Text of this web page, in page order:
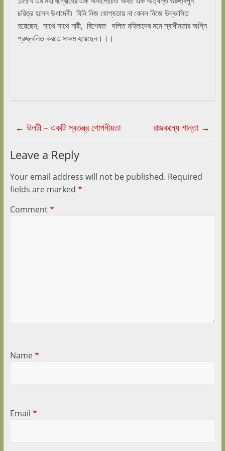
চরিত্র হলেন উধাদেবী৷ যিনি নিজ যোগ্যতায় না কেবল নিজে উদ্ভাসিত
হয়েছেন, সাথে সাথে নারী, বিশেষত দলিত মহিলাদের মনে স্বাধীনতার অগ্নি
প্রজ্জ্বলিত করতে সক্ষম হয়েছেন।।।
← উলটী – একটি স্বতন্ত্র গোপনীয়তা রাজকন্যে শান্তা →
Leave a Reply
Your email address will not be published. Required
fields are marked *
Comment*
Name*
Email *